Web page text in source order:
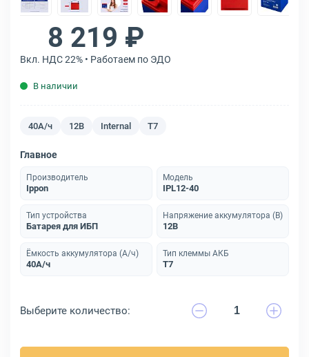
8 219 ₽
Вкл. НДС 22% • Работаем по ЭДО
В наличии
40А/ч 12В Internal T7
Главное
Производитель
Ippon
Модель
IPL12-40
Тип устройства
Батарея для ИБП
Напряжение аккумулятора (В)
12В
Ёмкость аккумулятора (А/ч)
40А/ч
Тип клеммы АКБ
T7
Выберите количество: